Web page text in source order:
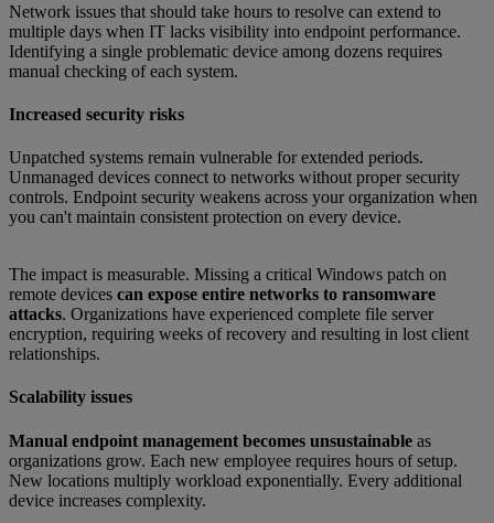
Network issues that should take hours to resolve can extend to
multiple days when IT lacks visibility into endpoint performance.
Identifying a single problematic device among dozens requires
manual checking of each system.
Increased security risks
Unpatched systems remain vulnerable for extended periods.
Unmanaged devices connect to networks without proper security
controls. Endpoint security weakens across your organization when
you can't maintain consistent protection on every device.
The impact is measurable. Missing a critical Windows patch on
remote devices can expose entire networks to ransomware
attacks. Organizations have experienced complete file server
encryption, requiring weeks of recovery and resulting in lost client
relationships.
Scalability issues
Manual endpoint management becomes unsustainable as
organizations grow. Each new employee requires hours of setup.
New locations multiply workload exponentially. Every additional
device increases complexity.